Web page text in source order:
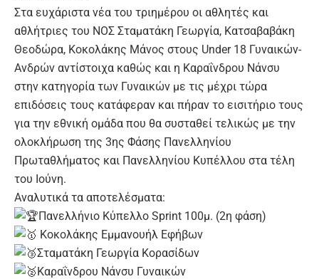
Στα ευχάριστα νέα του τριημέρου οι αθλητές και
αθλήτριες του ΝΟΣ Σταματάκη Γεωργία, Κατσαβαβάκη
Θεοδώρα, Κοκολάκης Μάνος στους Under 18 Γυναικών-
Ανδρών αντίστοιχα καθώς και η Καραΐνδρου Νάνσυ
στην κατηγορία των Γυναικών με τις μέχρι τώρα
επιδόσεις τους κατάφεραν και πήραν το εισιτήριο τους
για την εθνική ομάδα που θα συσταθεί τελικώς με την
ολοκλήρωση της 3ης Φάσης Πανελληνίου
Πρωταθλήματος και Πανελληνίου Κυπέλλου στα τέλη
του Ιούνη.
Αναλυτικά τα αποτελέσματα:
Πανελλήνιο Κύπελλο Sprint 100μ. (2η φάση)
Κοκολάκης Εμμανουήλ Εφήβων
Σταματάκη Γεωργία Κορασίδων
Καραΐνδρου Νάνσυ Γυναικών